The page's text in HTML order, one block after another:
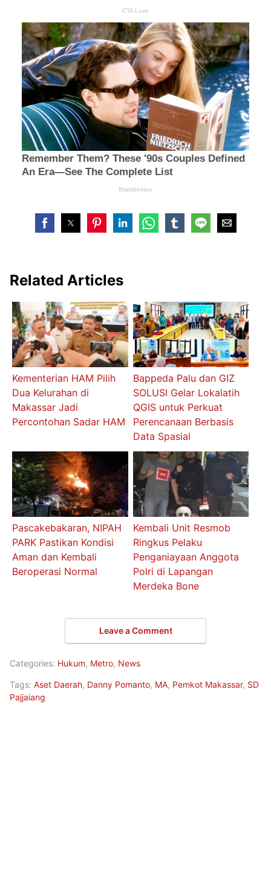
Related Articles
Kementerian HAM Pilih
Dua Kelurahan di
Makassar Jadi
Percontohan Sadar HAM
Bappeda Palu dan GIZ
SOLUSI Gelar Lokalatih
QGIS untuk Perkuat
Perencanaan Berbasis
Data Spasial
Pascakebakaran, NIPAH
PARK Pastikan Kondisi
Aman dan Kembali
Beroperasi Normal
Kembali Unit Resmob
Ringkus Pelaku
Penganiayaan Anggota
Polri di Lapangan
Merdeka Bone
Leave a Comment
Categories: Hukum, Metro, News
Tags: Aset Daerah, Danny Pomanto, MA, Pemkot Makassar, SD
Pajjaiang